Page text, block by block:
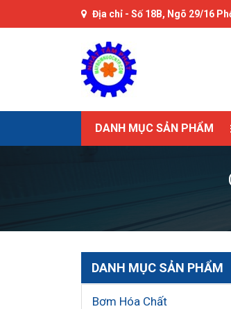
Địa chỉ - Số 18B, Ngõ 29/16
DANH MỤC SẢN PHẨM
DANH MỤC SẢN PHẨM
Bơm Hóa Chất